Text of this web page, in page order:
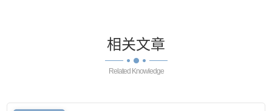
相关文章
Related Knowledge